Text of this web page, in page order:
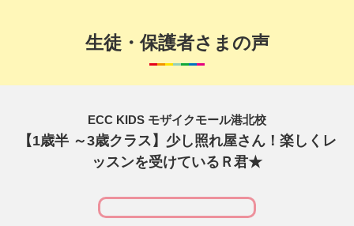
生徒・保護者さまの声
ECC KIDS モザイクモール港北校
【1歳半 ～3歳クラス】少し照れ屋さん！楽しくレ
ッスンを受けているＲ君★